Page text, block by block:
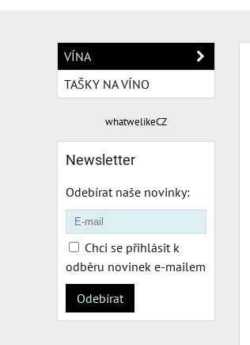
VÍNA
TAŠKY NA VÍNO
whatwelikeCZ
Newsletter
Odebírat naše novinky:
Chci se přihlásit k
odběru novinek e-mailem
Odebírat